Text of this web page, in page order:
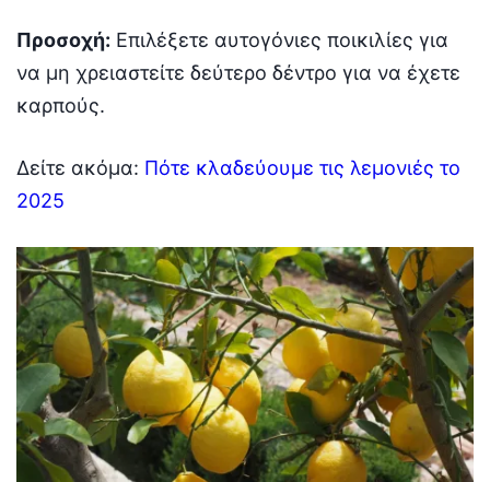
Προσοχή: Eπιλέξετε αυτογόνιες ποικιλίες για
να μη χρειαστείτε δεύτερο δέντρο για να έχετε
καρπούς.
Δείτε ακόμα: Πότε κλαδεύουμε τις λεμονιές το
2025